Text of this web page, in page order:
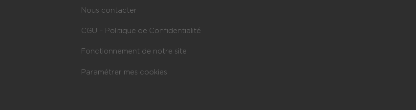
Nous contacter
CGU – Politique de Confidentialité
Fonctionnement de notre site
Paramétrer mes cookies